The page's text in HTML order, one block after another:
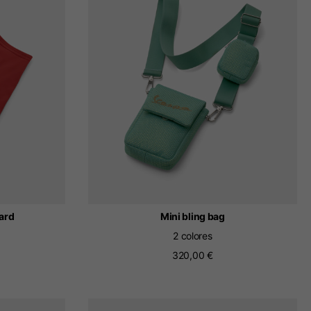
Mini bling bag
2 colores
320,00 €
lista de deseos.